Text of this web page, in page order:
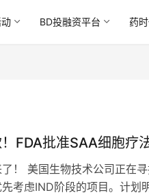
BD投融资平台 药
FDA批准SAA细胞疗
！ 美国生物技术公司正在
考虑IND阶段的项目。计划